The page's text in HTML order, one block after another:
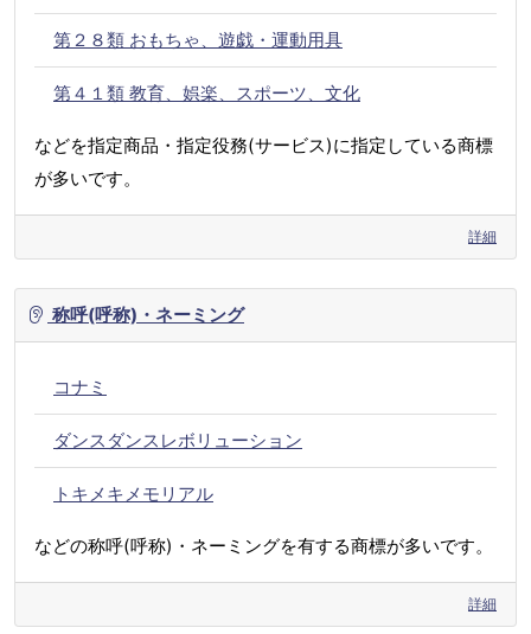
第２８類 おもちゃ、遊戯・運動用具
第４１類 教育、娯楽、スポーツ、文化
などを指定商品・指定役務(サービス)に指定している商標
が多いです。
詳細
称呼(呼称)・ネーミング
コナミ
ダンスダンスレボリューション
トキメキメモリアル
などの称呼(呼称)・ネーミングを有する商標が多いです。
詳細